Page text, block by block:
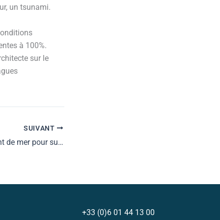
un tsunami.
à 100%.
sur le
SUIVANT
Vent de terre ou vent de mer pour surfer ?
+33 (0)6 01 44 13 00​